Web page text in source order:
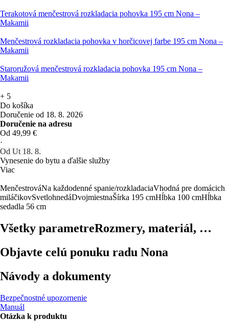
Terakotová menčestrová rozkladacia pohovka 195 cm Nona –
Makamii
Menčestrová rozkladacia pohovka v horčicovej farbe 195 cm Nona –
Makamii
Staroružová menčestrová rozkladacia pohovka 195 cm Nona –
Makamii
+ 5
Do košíka
Doručenie od 18. 8. 2026
Doručenie na adresu
Od 49,99 €
·
Od Ut 18. 8.
Vynesenie do bytu a ďalšie služby
Viac
MenčestrováNa každodenné spanie/rozkladaciaVhodná pre domácich
miláčikovSvetlohnedáDvojmiestnaŠírka 195 cmHĺbka 100 cmHĺbka
sedadla 56 cm
Všetky parametreRozmery, materiál, …
Objavte celú ponuku radu Nona
Návody a dokumenty
Bezpečnostné upozornenie
Manuál
Otázka k produktu